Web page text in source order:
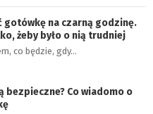
gotówkę na czarną godzinę.
żeby było o nią trudniej
co będzie, gdy…
bezpieczne? Co wiadomo o